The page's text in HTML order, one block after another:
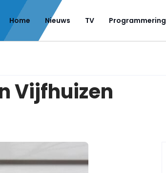
Home Nieuws TV Programmering
Vijfhuizen